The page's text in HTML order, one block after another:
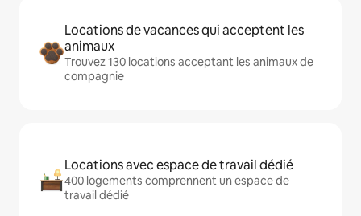
Locations de vacances qui acceptent les
animaux
Trouvez 130 locations acceptant les animaux de
compagnie
Locations avec espace de travail dédié
400 logements comprennent un espace de
travail dédié